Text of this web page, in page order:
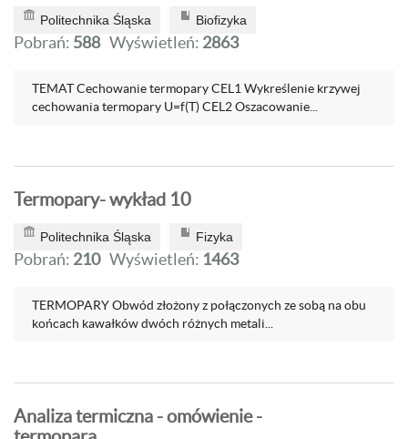
Politechnika Śląska Biofizyka
Pobrań: 588 Wyświetleń: 2863
TEMAT Cechowanie termopary CEL1 Wykreślenie krzywej
cechowania termopary U=f(T) CEL2 Oszacowanie...
Termopary- wykład 10
Politechnika Śląska Fizyka
Pobrań: 210 Wyświetleń: 1463
TERMOPARY Obwód złożony z połączonych ze sobą na obu
końcach kawałków dwóch różnych metali...
Analiza termiczna - omówienie -